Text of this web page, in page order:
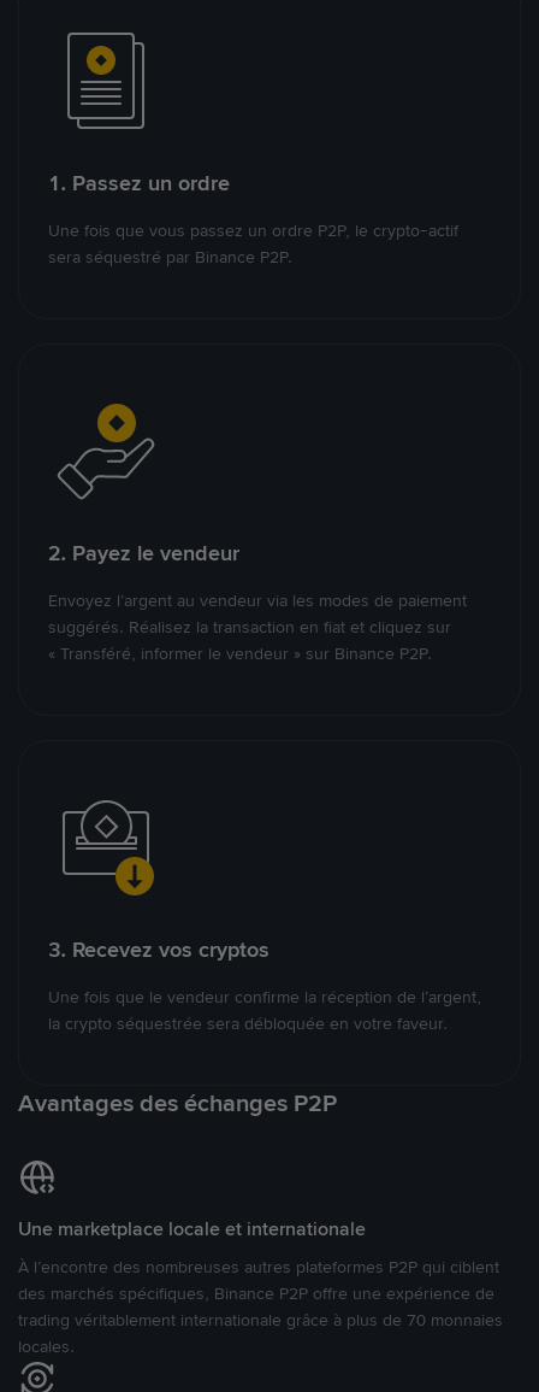
1. Passez un ordre
Une fois que vous passez un ordre P2P, le crypto-actif
sera séquestré par Binance P2P.
2. Payez le vendeur
Envoyez l’argent au vendeur via les modes de paiement
suggérés. Réalisez la transaction en fiat et cliquez sur
« Transféré, informer le vendeur » sur Binance P2P.
3. Recevez vos cryptos
Une fois que le vendeur confirme la réception de l’argent,
la crypto séquestrée sera débloquée en votre faveur.
Avantages des échanges P2P
Une marketplace locale et internationale
À l’encontre des nombreuses autres plateformes P2P qui ciblent
des marchés spécifiques, Binance P2P offre une expérience de
trading véritablement internationale grâce à plus de 70 monnaies
locales.